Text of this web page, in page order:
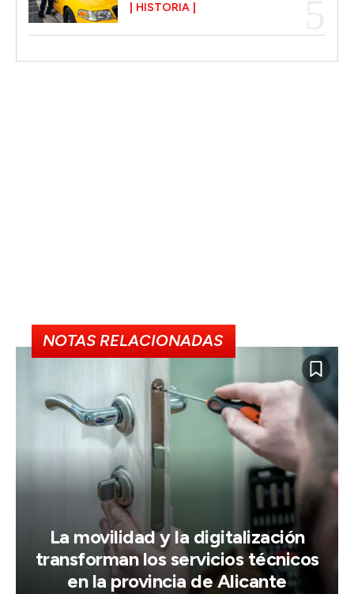
HISTORIA
NOTAS RELACIONADAS
La movilidad y la digitalización
transforman los servicios técnicos
en la provincia de Alicante